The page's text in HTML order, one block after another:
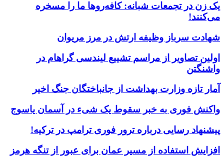
یک زن در تجمعات شبانه: کافه‌روها ما را مسخره
می‌کنند!
شهادت سرباز وظیفه ارتش در مرز مریوان
اولین تصاویر از مراسم تشییع لیندسی گراهام در
واشنگتن
آمار تازه وزارت بهداشت از جانباختگان جنگ اخیر
واکنش فوری به خبر سقوط یک شیء در آسمان یاسوج
پیشنهاد رسایی درباره ترور فوری ترامپ در ترکیه!
افزایش استفاده از مسیر عمان برای عبور از تنگه هرمز